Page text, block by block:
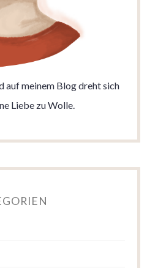
auf meinem Blog dreht sich
Liebe zu Wolle.